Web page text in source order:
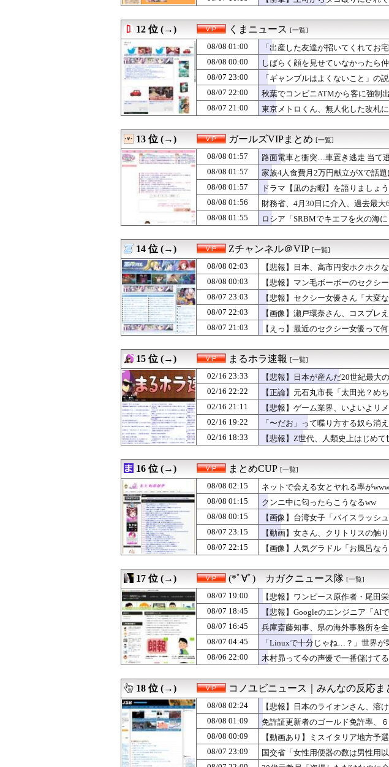
08/07 20:31
【画像】このハゲにやられたJKがたくさんいる
08/07 20:20
【悲報】台風さん、もうわけわからん
08/07 20:18
【衝撃】トラックの運ちゃん御用達ターミナル
08/07 20:15
彼女「結婚したらバイク禁止ね」ワイ「なんで
08/07 20:09
【悲報】隣家の室外機バトル、限界突破
08/07 20:03
【動画】えちえち巨乳JD2人組、川遊び中にチャ
08/07 20:00
【人口激変】日本人が減り「外国人が増えた」
08/07 20:00
【画像】女漫画家しか描かないバトル漫画のワン
08/07 20:00
日本の鷹匠が駅前の木からムクドリを追い出す
08/07 20:00
ワイの謎にシワシワな身体見て
08/07 19:25
【驚愕】32歳の女だけど元カレとSEXしてきたｗ
08/07 19:21
【悲報】ジャンポケ斎藤「性行為の許諾は取っ
08/07 19:15
人妻系風俗行ってきたらこうなるwww
08/07 19:09
【熱波】ドイツ、暑すぎて１ヶ月で９６００人死
08/07 19:03
【速報】ワイ、明日早朝に熟女ソ-フ°に行く予定
08/07 19:00
【動画】手術中に熊本地震直撃やばすぎｗｗｗ
08/07 19:00
【悲報】ワンピース原作者・尾田栄一郎さん、
😭「うｯ❗️うんち出リュゥｳ‼️」
08/07 18:45
【悲報】Googleのエンジニア「AIで仕事がつま
08/07 18:44
【悲報】高野連「暑熱対策で第2試合は13:30プ
08/07 18:31
Amazon配達員、ブチギレる
08/07 18:18
【衝撃】プチプチで有名な川上産業、社名を「
08/07 18:18
カツオの刺身とかいう世界で一番美味い刺身
08/07 18:00
【衝撃】50代女性、京大病院で脳腫瘍手術→“腫
08/07 18:00
独身男性「育休は本当に迷惑。お互いさまって
08/07 18:00
会社の後輩が飛び降りしたらしいんやけど
08/07 18:00
米、10kg5,000円ｗｗｗｗｗｗ
08/07 17:00
公共トイレでうんこ流さない奴ってどういう神
08/07 17:00
「日本がナフサ不足で詰み文明崩壊して1か月が
08/07 16:45
兵庫斎藤知事、県の海外事務所を全廃へ「公務
12 位 (→) くまニュース [一覧]
08/08 01:00
「出産した友達が招いてくれてお
い』と言うべきですか？」
08/08 00:00
しばらく顔を見せていなかったら
と言われた
08/07 23:00
「ギャンブルはよくないこと」の
08/07 22:00
秋葉でコンビニATMから客に強制
08/07 21:00
東京メトロくん、無人化した改札
13 位 (→) ガールズVIPまとめ [一覧]
08/08 01:57
路面電車と衝突…車置き逃走 当て
08/08 01:57
家族4人食費月2万円献立がXで話
08/08 01:57
ドラマ【凪のお暇】を語りましょう
08/08 01:56
財務省、4月30日に介入、過去最
08/08 01:55
ロシア「SRBMでキエフを火の海
14 位 (→) Zチャンネル＠VIP [一覧]
08/08 02:03
【悲報】日本、高市円安ホクホク
08/08 00:03
【悲報】マン毛ボーボーのセク
08/07 23:03
【悲報】セクシー女優さん「大変
08/07 22:03
【画像】瀬戸環奈さん、コスプレ
08/07 21:03
【えっ】最近のセクシー女優って
15 位 (→) まるホラ速報 [一覧]
02/16 23:33
【悲報】日本が産んだ20世紀最
02/16 22:22
【正論】元石丸市長「太田光？め
02/16 21:11
【悲報】ゲーム業界、いよいよリ
02/16 19:22
「〜だお」って喋り方する奴ら消
02/16 18:33
【悲報】Z世代、人類史上はじめ
16 位 (→) まとめCUP [一覧]
08/08 02:15
ネットで会える女とヤれる率がwww
08/08 01:15
クンニ中に匂ったらこうなるww
08/08 00:15
【画像】台湾女子「パイスラッシュ
08/07 23:15
【動画】女さん、クリトリスの触
08/07 22:15
【画像】人気グラドル「お風呂な
17 位 (→) (*ﾟ∀ﾟ)ゞカガクニュース隊 [一覧]
08/07 19:00
【悲報】ワンピース原作者・尾田
08/07 18:45
【悲報】Googleのエンジニア「AI
08/07 16:45
兵庫斎藤知事、県の海外事務所を
08/07 04:45
「Linuxで十分じゃね…？」世界
08/06 22:00
木村昴って今の声優で一番儲けてる
18 位 (→) コノユビニュース｜みんなの反応ま
08/08 02:24
【悲報】日本のライオンさん、溶
08/08 01:09
免許証更新者のゴールド免許率、
08/08 00:09
【動画あり】ミスイタリア地方予
08/07 23:09
国交省「女性用便器の数は男性用